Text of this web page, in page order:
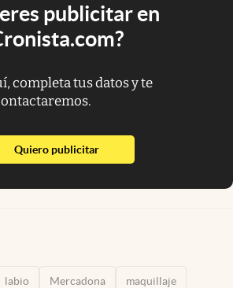
publicitar en
completa tus datos y te
Quiero publicitarabre en nueva pestaña
labio Mercadona maquillaje